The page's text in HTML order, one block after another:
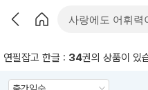
연필잡고 한글 : 34권의 상품이 있